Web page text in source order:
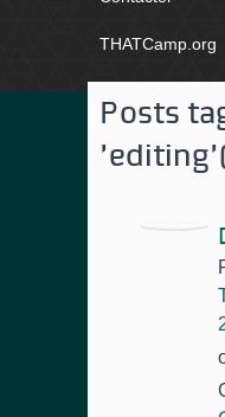
THATCamp.org
Posts
'editing'